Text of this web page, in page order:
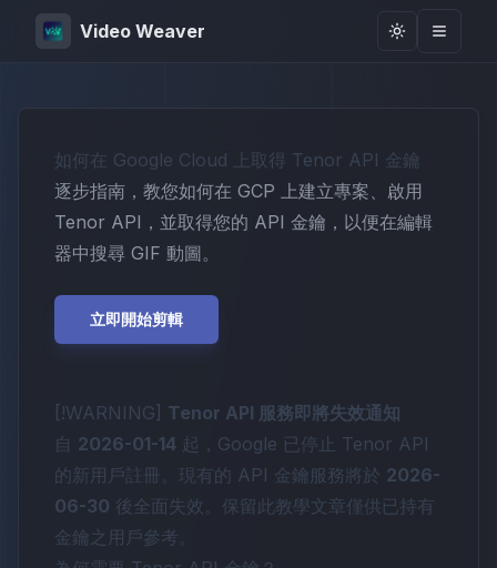
Video Weaver Toggle
如何在 Google Cloud 上取得 Tenor API 金鑰
逐步指南，教您如何在 GCP 上建立專案、啟用
Tenor API，並取得您的 API 金鑰，以便在編輯
器中搜尋 GIF 動圖。
立即開始剪輯
[!WARNING] Tenor API 服務即將失效通知
自 2026-01-14 起，Google 已停止 Tenor API
的新用戶註冊。現有的 API 金鑰服務將於 2026-
06-30 後全面失效。保留此教學文章僅供已持有
金鑰之用戶參考。